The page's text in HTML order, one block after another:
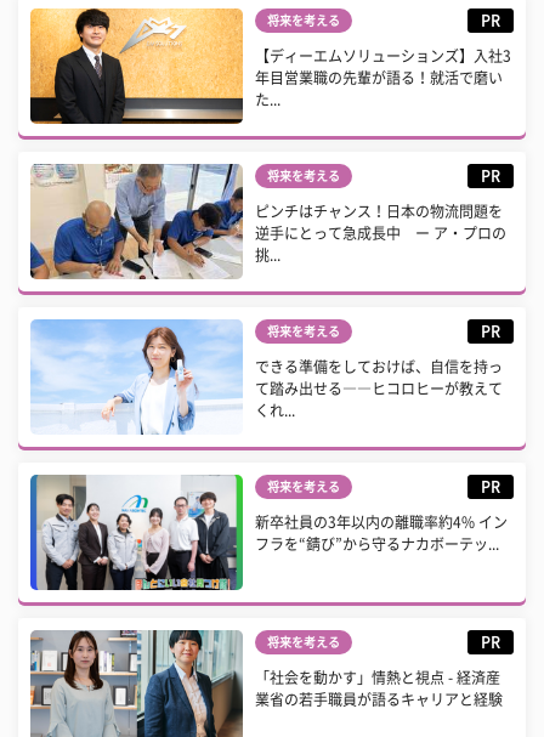
将来を考える PR
【ディーエムソリューションズ】入社3
年目営業職の先輩が語る！就活で磨い
た...
将来を考える PR
ピンチはチャンス！日本の物流問題を
逆手にとって急成長中 ー ア・プロの
挑...
将来を考える PR
できる準備をしておけば、自信を持っ
て踏み出せる――ヒコロヒーが教えて
くれ...
将来を考える PR
新卒社員の3年以内の離職率約4% イン
フラを“錆び”から守るナカボーテッ...
将来を考える PR
「社会を動かす」情熱と視点 - 経済産
業省の若手職員が語るキャリアと経験